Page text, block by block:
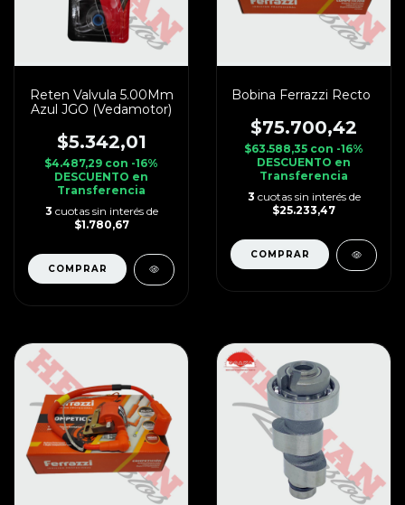
Reten Valvula 5.00Mm
Azul JGO (Vedamotor)
$5.342,01
$4.487,29 con -16%
DESCUENTO en
Transferencia
3 cuotas sin interés de
$1.780,67
Bobina Ferrazzi Recto
$75.700,42
$63.588,35 con -16%
DESCUENTO en
Transferencia
3 cuotas sin interés de
$25.233,47